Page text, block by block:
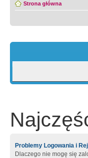
Strona główna
Problemy Logowania i
Dlaczego nie mogę się